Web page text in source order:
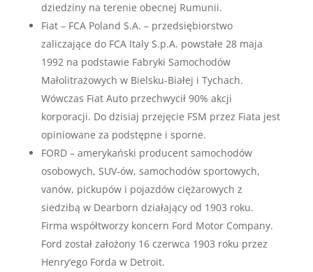
dziedziny na terenie obecnej Rumunii.
Fiat – FCA Poland S.A. – przedsiębiorstwo
zaliczające do FCA Italy S.p.A. powstałe 28 maja
1992 na podstawie Fabryki Samochodów
Małolitrażowych w Bielsku-Białej i Tychach.
Wówczas Fiat Auto przechwycił 90% akcji
korporacji. Do dzisiaj przejęcie FSM przez Fiata jest
opiniowane za podstępne i sporne.
FORD – amerykański producent samochodów
osobowych, SUV-ów, samochodów sportowych,
vanów, pickupów i pojazdów ciężarowych z
siedzibą w Dearborn działający od 1903 roku.
Firma współtworzy koncern Ford Motor Company.
Ford został założony 16 czerwca 1903 roku przez
Henry’ego Forda w Detroit.